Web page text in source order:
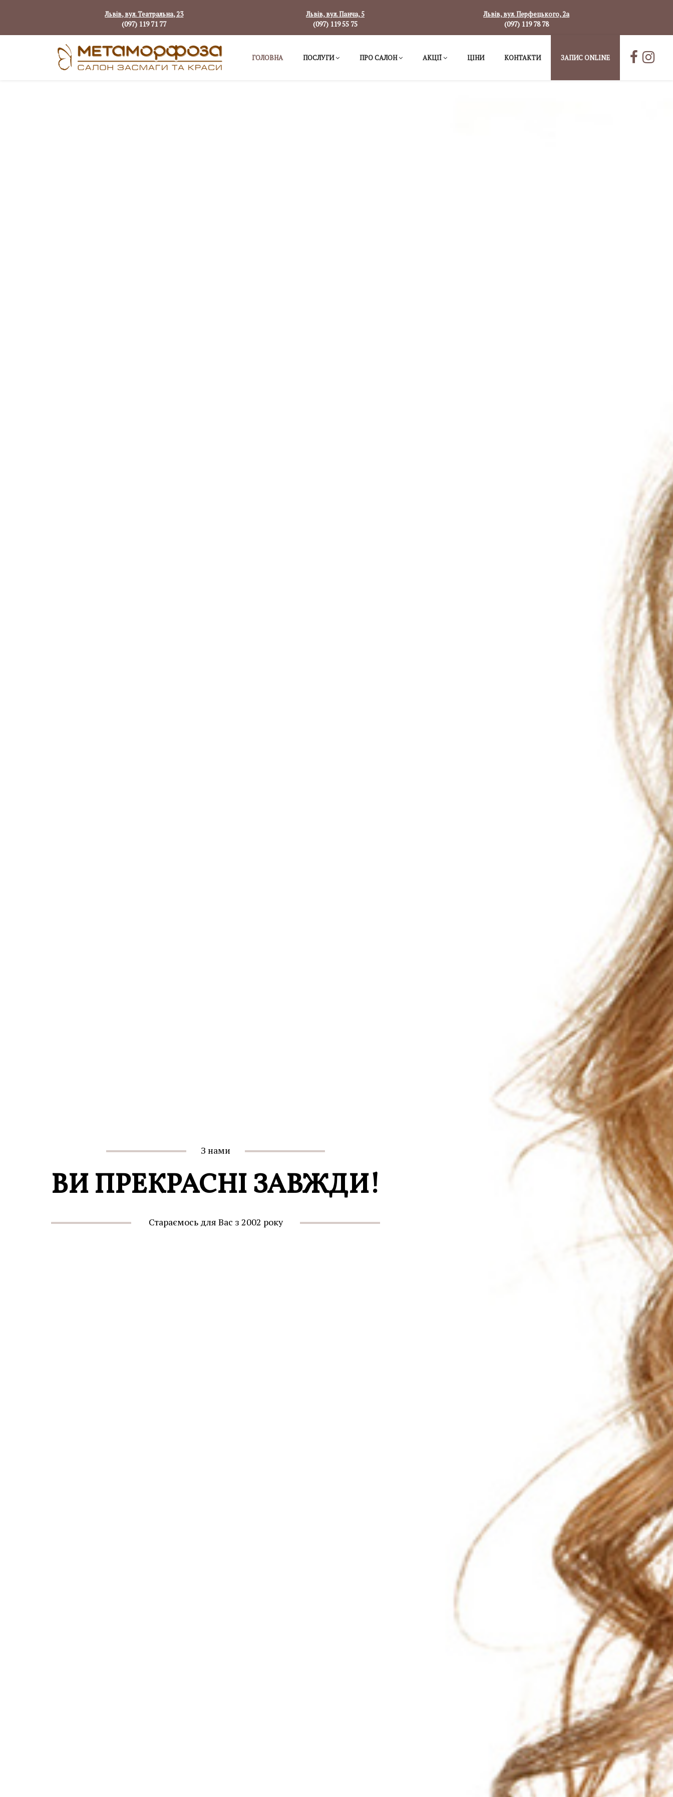
Львів, вул. Театральна, 23
(097) 119 71 77
Львів, вул. Панча, 5
(097) 119 55 75
Львів, вул. Перфецького, 2а
(097) 119 78 78
ГОЛОВНА ПОСЛУГИ ПРО САЛОН АКЦІЇ ЦІНИ КОНТАКТИ ЗАПИС ONLINE
З нами
ВИ ПРЕКРАСНІ ЗАВЖДИ!
Стараємось для Вас з 2002 року